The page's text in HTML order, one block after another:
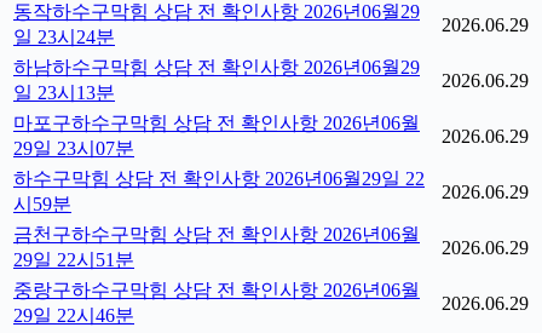
동작하수구막힘 상담 전 확인사항 2026년06월29
일 23시24분
2026.06.29
하남하수구막힘 상담 전 확인사항 2026년06월29
일 23시13분
2026.06.29
마포구하수구막힘 상담 전 확인사항 2026년06월
29일 23시07분
2026.06.29
하수구막힘 상담 전 확인사항 2026년06월29일 22
시59분
2026.06.29
금천구하수구막힘 상담 전 확인사항 2026년06월
29일 22시51분
2026.06.29
중랑구하수구막힘 상담 전 확인사항 2026년06월
29일 22시46분
2026.06.29